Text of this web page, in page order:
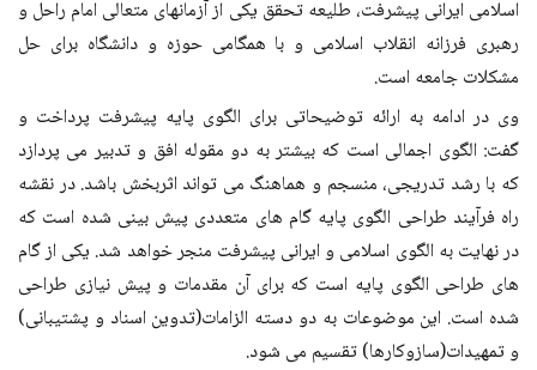
اسلامی ایرانی پیشرفت، طلیعه تحقق یکی از آزمانهای متعالی امام راحل و
رهبری فرزانه انقلاب اسلامی و با همگامی حوزه و دانشگاه برای حل
مشکلات جامعه است.
وی در ادامه به ارائه توضیحاتی برای الگوی پایه پیشرفت پرداخت و
گفت: الگوی اجمالی است که بیشتر به دو مقوله افق و تدبیر می پردازد
که با رشد تدریجی، منسجم و هماهنگ می تواند اثربخش باشد. در نقشه
راه فرآیند طراحی الگوی پایه گام های متعددی پیش بینی شده است که
در نهایت به الگوی اسلامی و ایرانی پیشرفت منجر خواهد شد. یکی از گام
های طراحی الگوی پایه است که برای آن مقدمات و پیش نیازی طراحی
شده است. این موضوعات به دو دسته الزامات(تدوین اسناد و پشتیبانی)
و تمهیدات(سازوکارها) تقسیم می شود.